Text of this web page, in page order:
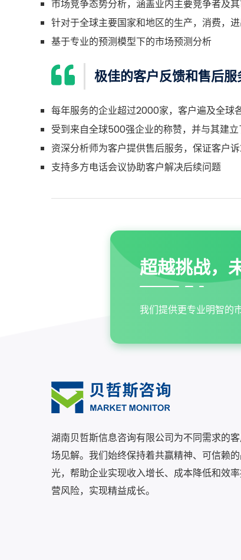
市场竞争态势分析，涵盖业内主要竞争者及
针对于全球主要国家和地区的生产，消费，
基于专业的预测模型下的市场预测分析
极佳的客户反馈和售后服
每年服务的企业超过2000家，客户遍及全球
受到来自全球500强企业的称赞，并与其建
资深分析师为客户提供售后服务，保证客户
支持多方电话会议协助客户解决后续问题
超越挑战，
我们提供更专业明智的
湖南贝哲斯信息咨询有限公司为不同需求的
场见解。我们始终保持着共赢精神、可信赖
光，帮助企业实现收入增长、成本降低和效
营风险，实现精益成长。